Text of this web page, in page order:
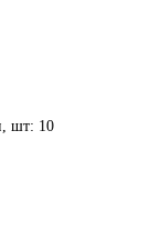
шт: 10